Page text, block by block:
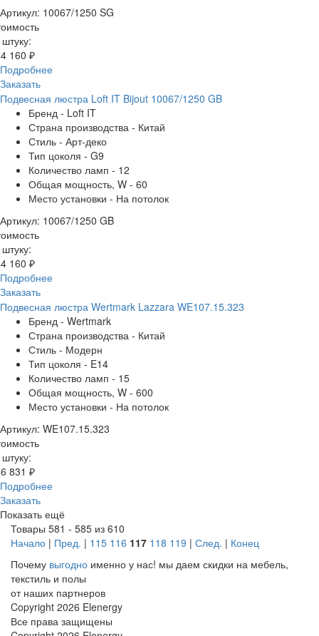
Артикул: 10067/1250 SG
160 ₽
Подробнее
Заказать
Подвесная люстра Loft IT Bijout 10067/1250 GB
Бренд - Loft IT
Страна производства - Китай
Стиль - Арт-деко
Тип цоколя - G9
Количество ламп - 12
Общая мощность, W - 60
Место установки - На потолок
Артикул: 10067/1250 GB
160 ₽
Подробнее
Заказать
Подвесная люстра Wertmark Lazzara WE107.15.323
Бренд - Wertmark
Страна производства - Китай
Стиль - Модерн
Тип цоколя - E14
Количество ламп - 15
Общая мощность, W - 600
Место установки - На потолок
Артикул: WE107.15.323
831 ₽
Подробнее
Заказать
Показать ещё
Товары 581 - 585 из 610
Начало | Пред. | 115 116 117 118 119 | След. | Конец
Почему выгодно именно у нас! мы даем скидки на мебель,
текстиль и полы
от наших партнеров
Copyright 2026 Elenergy
Все права защищены